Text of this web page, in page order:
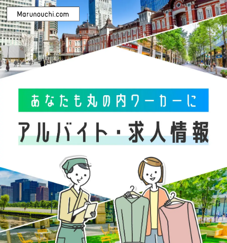
カテゴリを選択
ファッション・雑貨
グルメ＆フード
サービス・その他
雇用形態を選択
正社員 契約社員 パート・アルバイト
ビルを選択
すべて 丸ビル 新丸ビル
丸の内オアゾ
東京ビルTOKIA
丸の内ブリックスクエア
iiyo!!（イーヨ!!）
二重橋スクエア
丸の内テラス
TOKYO TORCH Terrace
その他ビル